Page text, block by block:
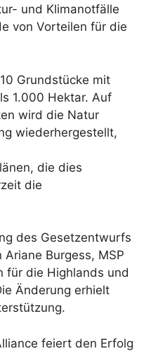
und Klimanotfälle
von Vorteilen für die
Grundstücke mit
1.000 Hektar. Auf
wird die Natur
wiederhergestellt,
die dies
die
des Gesetzentwurfs
Burgess, MSP
für die Highlands und
Änderung erhielt
feiert den Erfolg